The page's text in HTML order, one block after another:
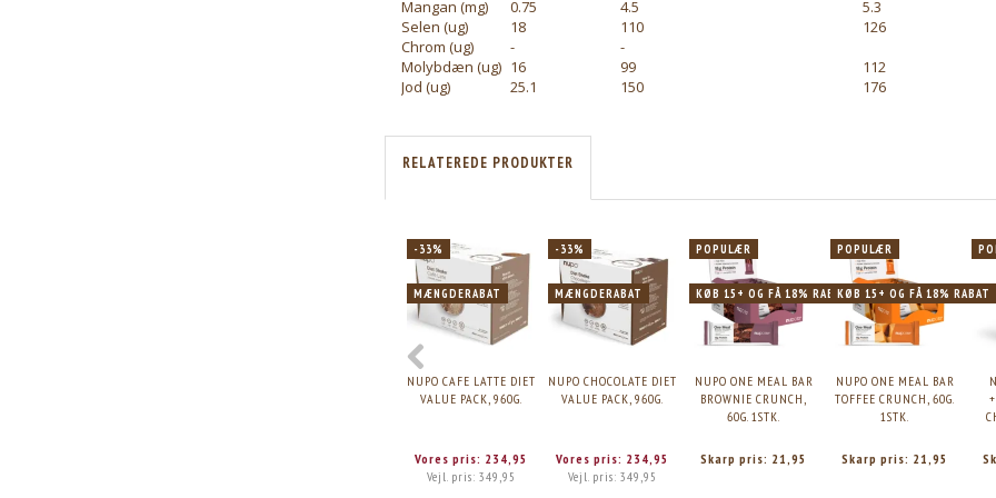
Mangan (mg)
0.75 4.5
5.3
Selen (ug)
18 110
126
Chrom (ug)
-
-
Molybdæn (ug) 16 99
112
Jod (ug)
25.1 150 176
RELATEREDE PRODUKTER
-33%
MÆNGDERABAT
NUPO CAFE LATTE DIET
VALUE PACK, 960G.
Vores pris: 234,95
Vejl. pris:349,95
-33%
MÆNGDERABAT
NUPO CHOCOLATE DIET
VALUE PACK, 960G.
Vores pris: 234,95
Vejl. pris:349,95
POPULÆR
KØB 15+ OG FÅ 18% RABAT
NUPO ONE MEAL BAR
BROWNIE CRUNCH,
60G. 1STK.
Skarp pris: 21,95
POPULÆR
KØB 15+ OG FÅ 18% RABAT
NUPO ONE MEAL BAR
TOFFEE CRUNCH, 60G.
1STK.
Skarp pris: 21,95